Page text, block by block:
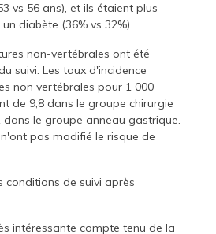
vs 56 ans), et ils étaient plus
diabète (36% vs 32%).
non-vertébrales ont été
suivi. Les taux d'incidence
non vertébrales pour 1 000
de 9,8 dans le groupe chirurgie
dans le groupe anneau gastrique.
pas modifié le risque de
de suivi après
intéressante compte tenu de la